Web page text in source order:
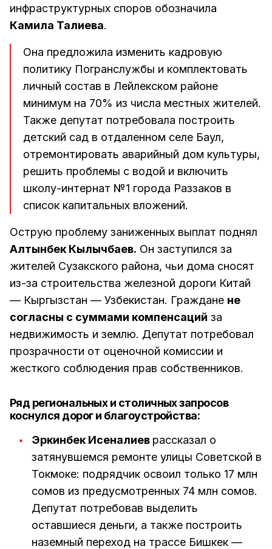
инфраструктурных споров обозначила
Камила Талиева.
Она предложила изменить кадровую
политику Погранслужбы и комплектовать
личный состав в Лейлекском районе
минимум на 70% из числа местных жителей.
Также депутат потребовала построить
детский сад в отдаленном селе Баул,
отремонтировать аварийный дом культуры,
решить проблемы с водой и включить
школу-интернат №1 города Раззаков в
список капитальных вложений.
Острую проблему заниженных выплат поднял
Алтынбек Кылычбаев. Он заступился за
жителей Сузакского района, чьи дома сносят
из-за строительства железной дороги Китай
— Кыргызстан — Узбекистан. Граждане не
согласны с суммами компенсаций за
недвижимость и землю. Депутат потребовал
прозрачности от оценочной комиссии и
жесткого соблюдения прав собственников.
Ряд региональных и столичных запросов
коснулся дорог и благоустройства:
Эркинбек Исеналиев рассказал о
затянувшемся ремонте улицы Советской в
Токмоке: подрядчик освоил только 17 млн
сомов из предусмотренных 74 млн сомов.
Депутат потребовав выделить
оставшиеся деньги, а также построить
наземный переход на трассе Бишкек —